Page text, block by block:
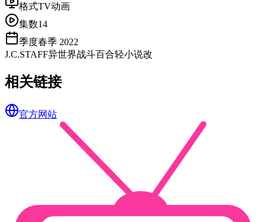
格式TV动画
集数14
季度春季 2022
J.C.STAFF异世界战斗百合轻小说改
相关链接
官方网站